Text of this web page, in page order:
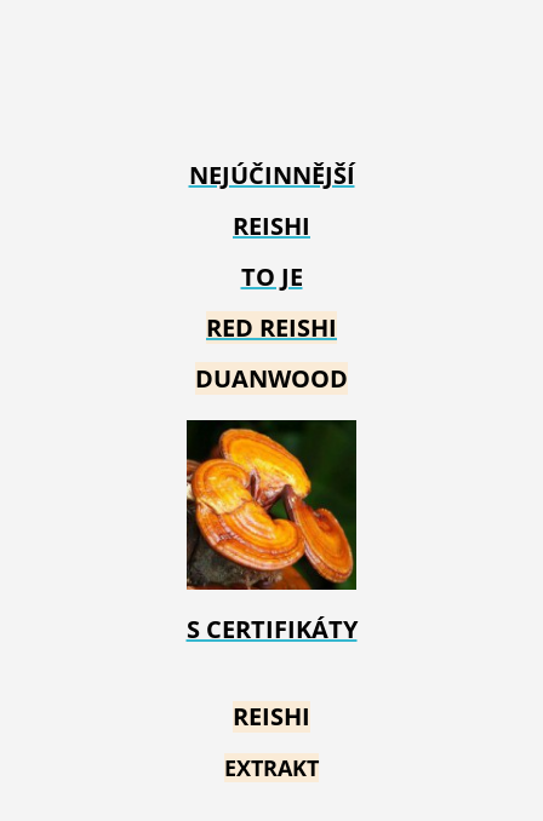
NEJÚČINNĚJŠÍ
REISHI
TO JE
RED REISHI
DUANWOOD
S CERTIFIKÁTY
REISHI
EXTRAKT